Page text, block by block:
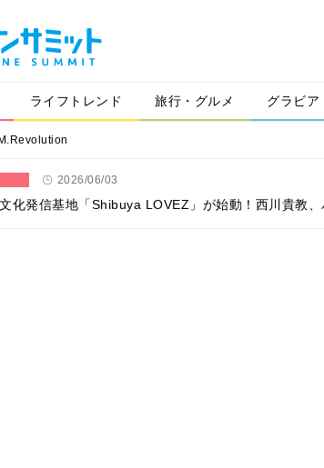
ライフトレンド 旅行・グルメ グラビア
2026/06/03
化発信基地「Shibuya LOVEZ」が始動！西川貴教